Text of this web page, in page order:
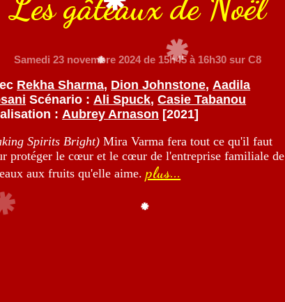
Samedi 23 novembre 2024de 15h45 à 16h30 sur C8
Rekha Sharma, Dion Johnstone,Aadila
Scénario :Ali Spuck,Casie Tabanou
:Aubrey Arnason [2021]
Spirits Bright) Mira Varma fera tout ce qu'il faut
protéger le cœur et le cœur de l'entreprise familiale de
aux fruits qu'elle aime.plus...